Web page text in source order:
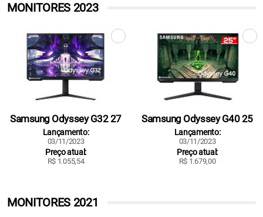
MONITORES 2023
Samsung Odyssey G32 27
Lançamento:
03/11/2023
Preço atual:
R$ 1.055,54
Samsung Odyssey G40 25
Lançamento:
03/11/2023
Preço atual:
R$ 1.679,00
MONITORES 2021